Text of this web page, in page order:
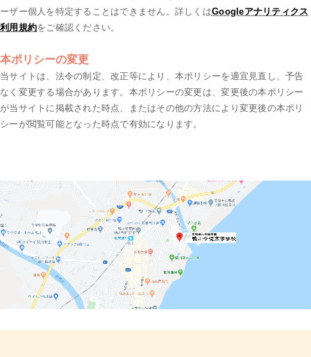
ーザー個人を特定することはできません。詳しくはGoogleアナリティクス
利用規約をご確認ください。
本ポリシーの変更
当サイトは、法令の制定、改正等により、本ポリシーを適宜見直し、予告
なく変更する場合があります。本ポリシーの変更は、変更後の本ポリシー
が当サイトに掲載された時点、またはその他の方法により変更後の本ポリ
シーが閲覧可能となった時点で有効になります。